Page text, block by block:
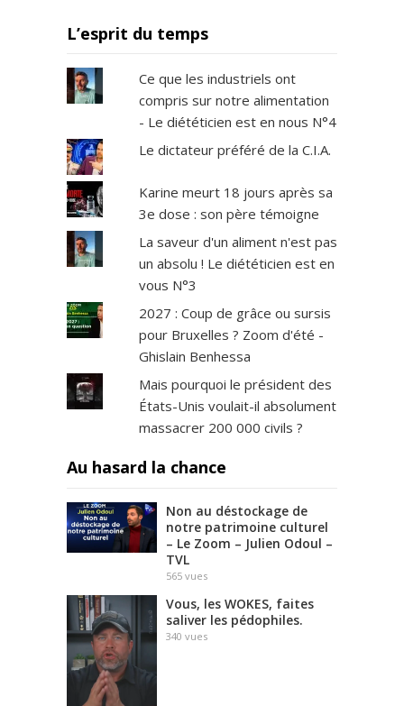
L’esprit du temps
Ce que les industriels ont
compris sur notre alimentation
- Le diététicien est en nous N°4
Le dictateur préféré de la C.I.A.
Karine meurt 18 jours après sa
3e dose : son père témoigne
La saveur d'un aliment n'est pas
un absolu ! Le diététicien est en
vous N°3
2027 : Coup de grâce ou sursis
pour Bruxelles ? Zoom d'été -
Ghislain Benhessa
Mais pourquoi le président des
États-Unis voulait-il absolument
massacrer 200 000 civils ?
Au hasard la chance
Non au déstockage de
notre patrimoine culturel
– Le Zoom – Julien Odoul –
TVL
565 vues
Vous, les WOKES, faites
saliver les pédophiles.
340 vues